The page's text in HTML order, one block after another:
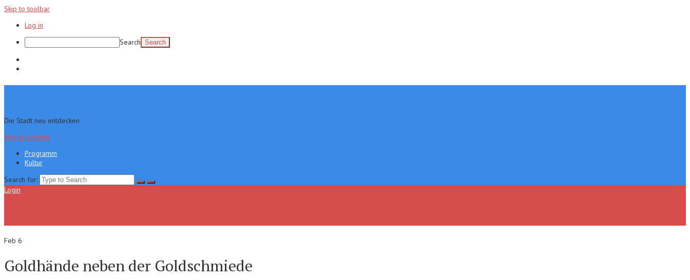
Skip to toolbar
Log in
Search
Die Stadt neu entdecken
Skip to content
Programm
Kultur
Search for:
Login
Feb 6
Goldhände neben der Goldschmiede